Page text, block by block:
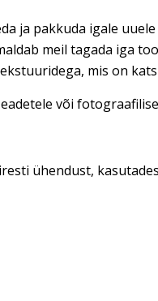
ja pakkuda igale
meil tagada iga
mis on
või
ühendust,